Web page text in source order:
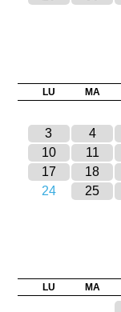
LU MA
3
4
10
11
17
18
24
25
LU MA